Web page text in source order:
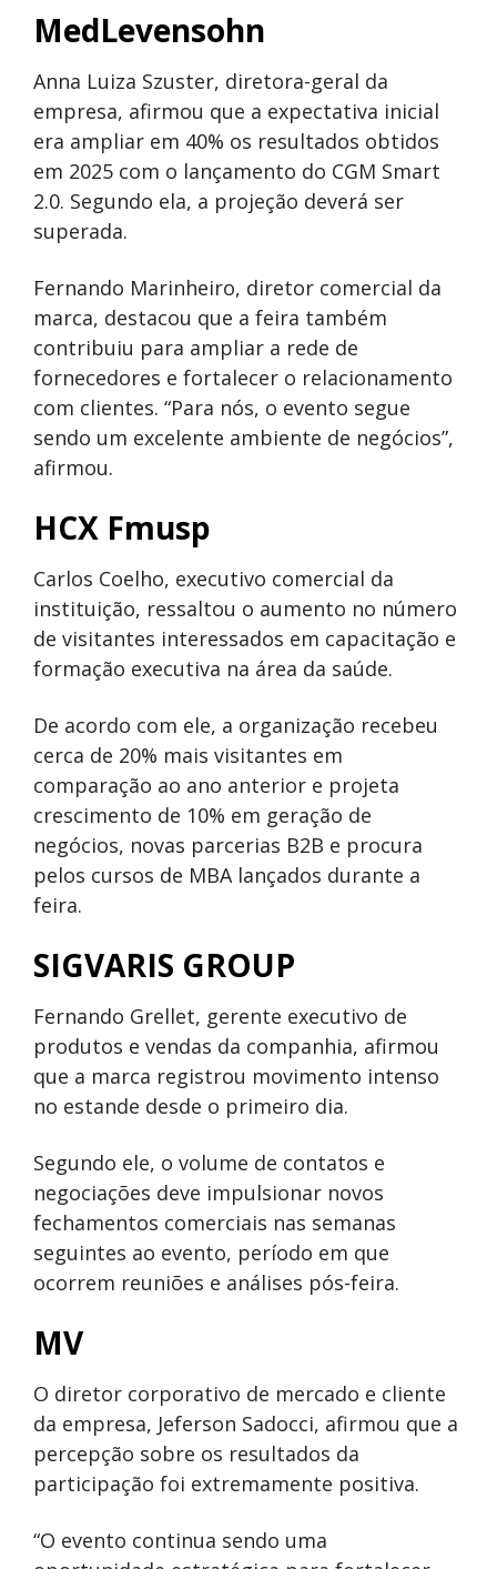
MedLevensohn
Anna Luiza Szuster, diretora-geral da
empresa, afirmou que a expectativa inicial
era ampliar em 40% os resultados obtidos
em 2025 com o lançamento do CGM Smart
2.0. Segundo ela, a projeção deverá ser
superada.
Fernando Marinheiro, diretor comercial da
marca, destacou que a feira também
contribuiu para ampliar a rede de
fornecedores e fortalecer o relacionamento
com clientes. “Para nós, o evento segue
sendo um excelente ambiente de negócios”,
afirmou.
HCX Fmusp
Carlos Coelho, executivo comercial da
instituição, ressaltou o aumento no número
de visitantes interessados em capacitação e
formação executiva na área da saúde.
De acordo com ele, a organização recebeu
cerca de 20% mais visitantes em
comparação ao ano anterior e projeta
crescimento de 10% em geração de
negócios, novas parcerias B2B e procura
pelos cursos de MBA lançados durante a
feira.
SIGVARIS GROUP
Fernando Grellet, gerente executivo de
produtos e vendas da companhia, afirmou
que a marca registrou movimento intenso
no estande desde o primeiro dia.
Segundo ele, o volume de contatos e
negociações deve impulsionar novos
fechamentos comerciais nas semanas
seguintes ao evento, período em que
ocorrem reuniões e análises pós-feira.
MV
O diretor corporativo de mercado e cliente
da empresa, Jeferson Sadocci, afirmou que a
percepção sobre os resultados da
participação foi extremamente positiva.
“O evento continua sendo uma